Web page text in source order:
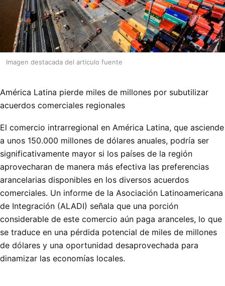
Imagen destacada del articulo fuente
América Latina pierde miles de millones por subutilizar
acuerdos comerciales regionales
El comercio intrarregional en América Latina, que asciende
a unos 150.000 millones de dólares anuales, podría ser
significativamente mayor si los países de la región
aprovecharan de manera más efectiva las preferencias
arancelarias disponibles en los diversos acuerdos
comerciales. Un informe de la Asociación Latinoamericana
de Integración (ALADI) señala que una porción
considerable de este comercio aún paga aranceles, lo que
se traduce en una pérdida potencial de miles de millones
de dólares y una oportunidad desaprovechada para
dinamizar las economías locales.